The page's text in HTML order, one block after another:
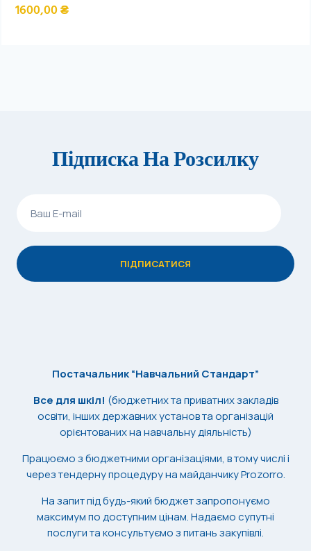
1600,00₴
Підписка На Розсилку
Постачальник “Навчальний Стандарт”
Все для шкіл! (бюджетних та приватних закладів
освіти, інших державних установ та організацій
орієнтованих на навчальну діяльність)
Працюємо з бюджетними організаціями, в тому числі і
через тендерну процедуру на майданчику Prozorro.
На запит під будь-який бюджет запропонуємо
максимум по доступним цінам. Надаємо супутні
послуги та консультуємо з питань закупівлі.